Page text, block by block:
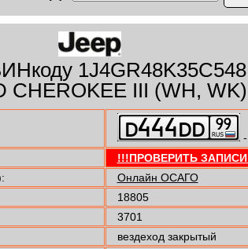
CHEROKEE III (WH, WK)
-
!!!ПРОВЕРИТЬ
Онлайн ОСАГО
18805
3701
вездеход закрытый